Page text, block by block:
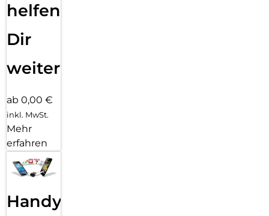
helfen
Dir
weiter
ab 0,00 €
inkl. MwSt.
Mehr
erfahren
Handy